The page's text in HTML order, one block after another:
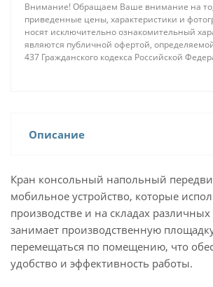
Внимание! Обращаем Ваше внимание на
приведенные цены, характеристики и
носят исключительно ознакомительный
являются публичной офертой,
437 Гражданского кодекса Российской
Описание
Кран консольный напольный
мобильное устройство, которые
производстве и на складах
занимает производственную
перемещаться по помещению, что
удобство и эффективность работы.